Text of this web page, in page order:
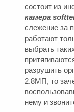
состоит из
камера
слежение за
работают
выбрать
разрушить
2.8МП, то
нему и